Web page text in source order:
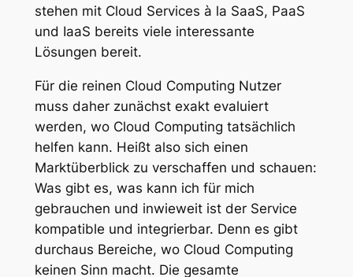
stehen mit Cloud Services à la SaaS, PaaS
und IaaS bereits viele interessante
Lösungen bereit.
Für die reinen Cloud Computing Nutzer
muss daher zunächst exakt evaluiert
werden, wo Cloud Computing tatsächlich
helfen kann. Heißt also sich einen
Marktüberblick zu verschaffen und schauen:
Was gibt es, was kann ich für mich
gebrauchen und inwieweit ist der Service
kompatible und integrierbar. Denn es gibt
durchaus Bereiche, wo Cloud Computing
keinen Sinn macht. Die gesamte